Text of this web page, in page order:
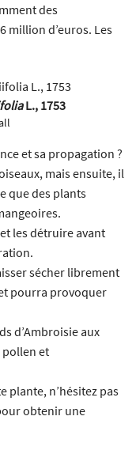
des
million d’euros. Les
L., 1753
et sa propagation ?
mais ensuite, il
que des plants
les détruire avant
sécher librement
pourra provoquer
d’Ambroisie aux
pollen et
plante, n’hésitez pas
obtenir une